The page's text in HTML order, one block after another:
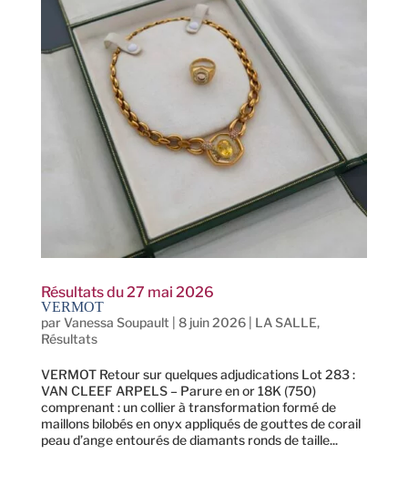
Résultats du 27 mai 2026
VERMOT
parVanessa Soupault 8 juin 2026| LA SALLE,
Résultats
VERMOT Retour sur quelques adjudications Lot 283 :
VAN CLEEF ARPELS – Parure en or 18K (750)
comprenant : un collier à transformation formé de
maillons bilobés en onyx appliqués de gouttes de corail
peau d’ange entourés de diamants ronds de taille...